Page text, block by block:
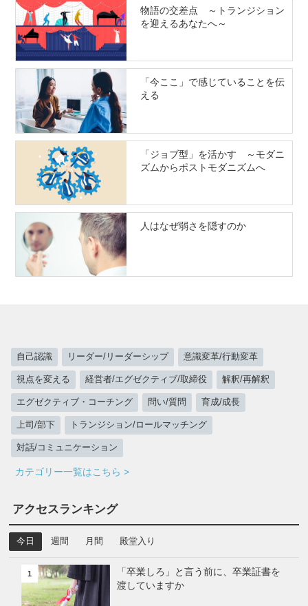
物語の交差点 ～トランジション
を迎えるあなたへ～
「今ここ」で感じていることを伝
える
「ジョブ型」を活かす ～モダニ
ズムからポストモダニズムへ
人はなぜ弱さを隠すのか
自己認識 リーダー/リーダーシップ 意識変革/行動変革
視点を変える 経営者/エグゼクティブ/取締役 解釈/再解釈
エグゼクティブ・コーチング 問い/質問 育成/成長
上司/部下 トランジション/ロールマッチング
対話/コミュニケーション
カテゴリー一覧はこちら >
アクセスランキング
今日 週間 月間 殿堂入り
1
「卒業しろ」と言う前に、卒業証書を
渡していますか